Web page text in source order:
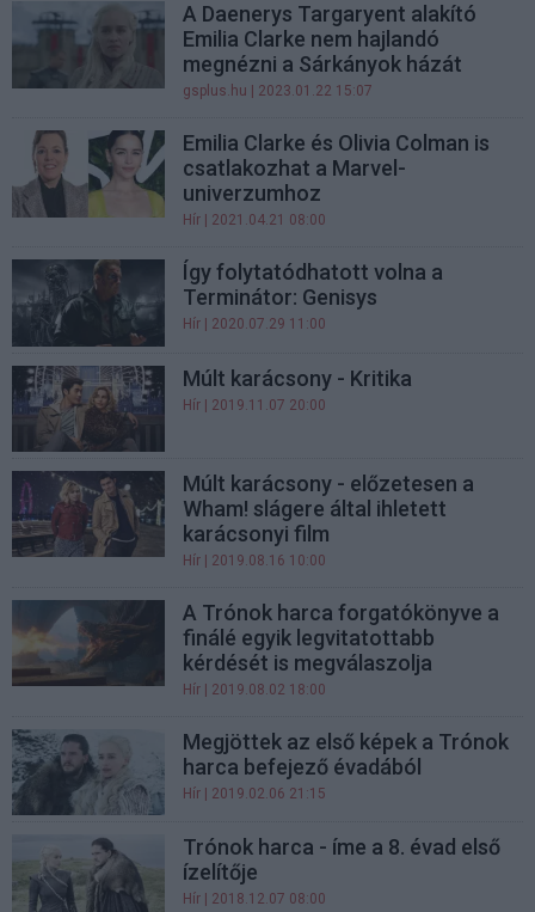
A Daenerys Targaryent alakító
Emilia Clarke nem hajlandó
megnézni a Sárkányok házát
gsplus.hu | 2023.01.22 15:07
Emilia Clarke és Olivia Colman is
csatlakozhat a Marvel-
univerzumhoz
Hír | 2021.04.21 08:00
Így folytatódhatott volna a
Terminátor: Genisys
Hír | 2020.07.29 11:00
Múlt karácsony - Kritika
Hír | 2019.11.07 20:00
Múlt karácsony - előzetesen a
Wham! slágere által ihletett
karácsonyi film
Hír | 2019.08.16 10:00
A Trónok harca forgatókönyve a
finálé egyik legvitatottabb
kérdését is megválaszolja
Hír | 2019.08.02 18:00
Megjöttek az első képek a Trónok
harca befejező évadából
Hír | 2019.02.06 21:15
Trónok harca - íme a 8. évad első
ízelítője
Hír | 2018.12.07 08:00